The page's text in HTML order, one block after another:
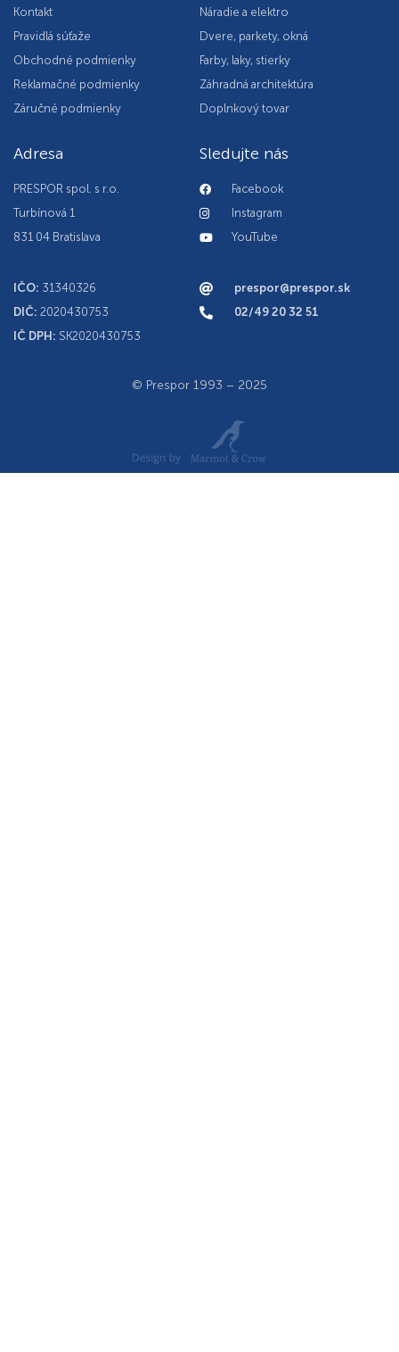
Kontakt
Pravidlá súťaže
Obchodné podmienky
Reklamačné podmienky
Záručné podmienky
Náradie a elektro
Dvere, parkety, okná
Farby, laky, stierky
Záhradná architektúra
Doplnkový tovar
Adresa
PRESPOR spol. s r.o.
Turbínová 1
831 04 Bratislava
IČO: 31340326
DIČ: 2020430753
IČ DPH: SK2020430753
Sledujte nás
Facebook
Instagram
YouTube
prespor@prespor.sk
02/49 20 32 51
© Prespor 1993 – 2025